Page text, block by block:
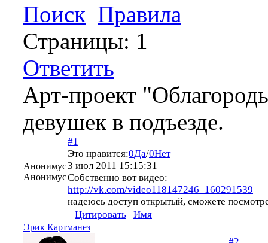
Поиск Правила
Страницы: 1
Ответить
Арт-проект
девушек в подъезде.
Анонимус
Анонимус
#1
Это нравится:0Да/0Нет
3 июл 2011 15:15:31
Собственно вот видео:
http://vk.com/video118147246_160291539
надеюсь доступ открытый, сможете
Цитировать
Имя
Эрик Картманез